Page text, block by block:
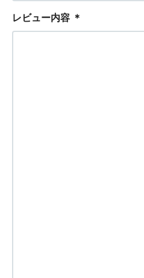
レビュー内容 ＊